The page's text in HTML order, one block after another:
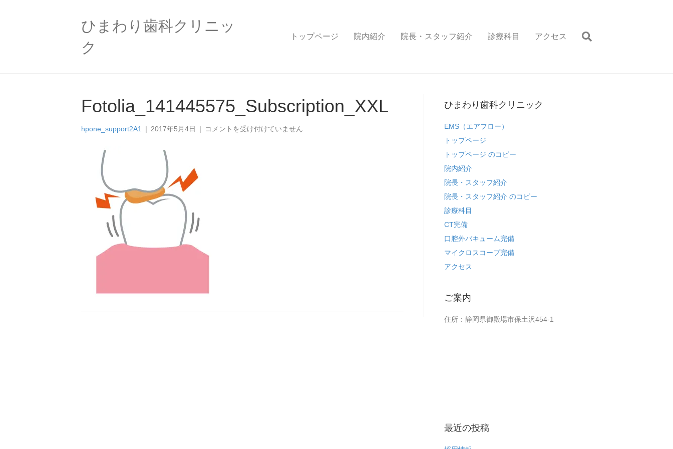
ひまわり歯科クリニッ
ク
トップページ 院内紹介 院長・スタッフ紹介 診療科目 アクセス
Fotolia_141445575_Subscription_XXL
hpone_support2A1 | 2017年5月4日 |
Fotolia_141445575_Subscription_XXL
コメントを受け付けていません
ひまわり歯科クリニック
EMS（エアフロー）
トップページ
トップページ のコピー
院内紹介
院長・スタッフ紹介
院長・スタッフ紹介 のコピー
診療科目
CT完備
口腔外バキューム完備
マイクロスコープ完備
アクセス
ご案内
住所：静岡県御殿場市保土沢454-1
最近の投稿